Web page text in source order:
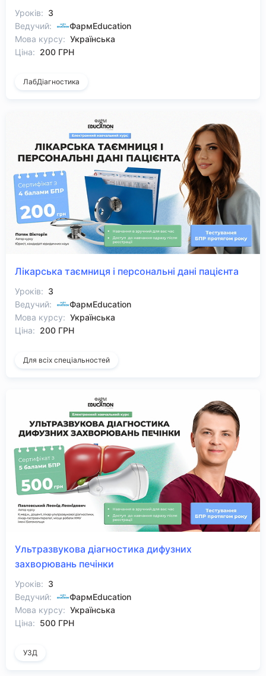
Уроків: 3
Ведучий:
ФармEducation
Мова курсу: Українська
Ціна: 200 ГРН
ЛабДіагностика
Лікарська таємниця і персональні дані пацієнта
Уроків: 3
Ведучий:
ФармEducation
Мова курсу: Українська
Ціна: 200 ГРН
Для всіх спеціальностей
Ультразвукова діагностика дифузних
захворювань печінки
Уроків: 3
Ведучий:
ФармEducation
Мова курсу: Українська
Ціна: 500 ГРН
УЗД